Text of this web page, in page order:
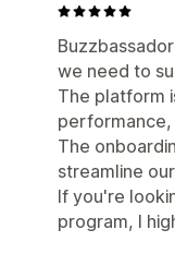
we need to
The platform
performance,
The
streamline
If you're
program, I